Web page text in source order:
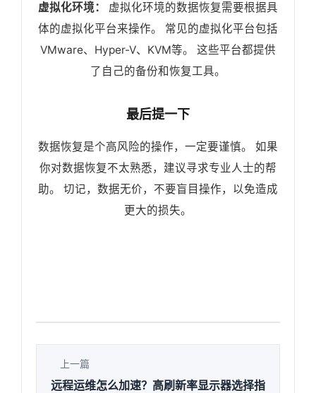
虚拟化环境：
虚拟化环境的数据恢复需要根据具
体的虚拟化平台来操作。 常见的虚拟化平台包括
VMware、Hyper-V、KVM等。 这些平台都提供
了自己的备份和恢复工具。
最后提一下
数据恢复是个高风险的操作，一定要谨慎。 如果
你对数据恢复不太熟悉，建议寻求专业人士的帮
助。 切记，数据无价，不要盲目操作，以免造成
更大的损失。
上一篇
远程运维怎么加速？高刷新率显示器选择指